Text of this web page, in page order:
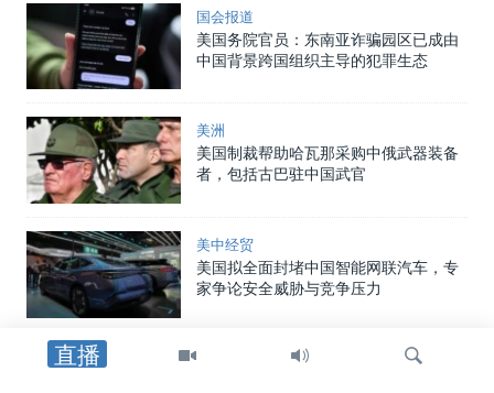
直播
国会报道
美国务院官员：东南亚诈骗园区已成由
中国背景跨国组织主导的犯罪生态
美洲
美国制裁帮助哈瓦那采购中俄武器装备
者，包括古巴驻中国武官
美中经贸
美国拟全面封堵中国智能网联汽车，专
家争论安全威胁与竞争压力